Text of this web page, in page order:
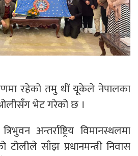
रहेको तमु धीं यूकेले नेपालका
ओलीसँग भेट गरेको छ ।
अन्तर्राष्ट्रिय विमानस्थलमा
साँझ प्रधानमन्त्री निवास